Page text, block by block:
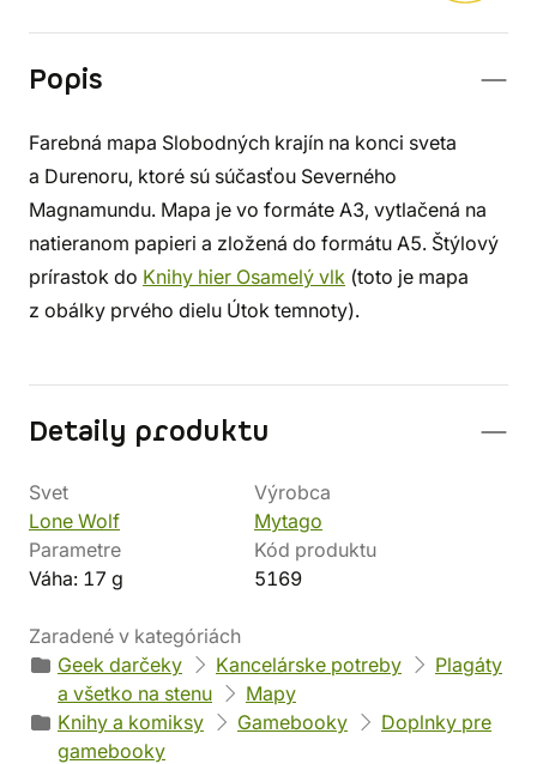
Popis
Farebná mapa Slobodných krajín na konci sveta
a Durenoru, ktoré sú súčasťou Severného
Magnamundu. Mapa je vo formáte A3, vytlačená na
natieranom papieri a zložená do formátu A5. Štýlový
prírastok do Knihy hier Osamelý vlk (toto je mapa
z obálky prvého dielu Útok temnoty).
Detaily produktu
Svet
Lone Wolf
Výrobca
Mytago
Parametre
Váha: 17 g
Kód produktu
5169
Zaradené v kategóriách
Geek darčeky
Kancelárske potreby
Plagáty
a všetko na stenu
Mapy
Knihy a komiksy
Gamebooky
Doplnky pre
gamebooky